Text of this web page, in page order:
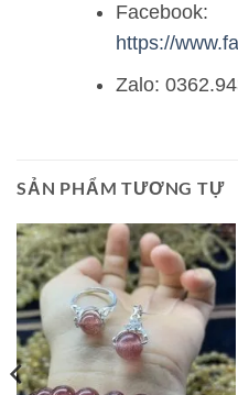
Facebook:
https://
Zalo:
SẢN PHẨM TƯƠNG TỰ